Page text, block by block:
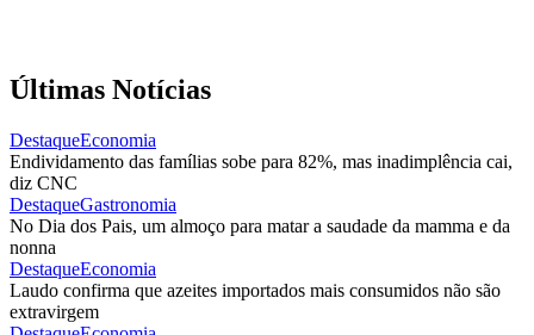
Últimas Notícias
DestaqueEconomia
Endividamento das famílias sobe para 82%, mas inadimplência cai,
diz CNC
DestaqueGastronomia
No Dia dos Pais, um almoço para matar a saudade da mamma e da
nonna
DestaqueEconomia
Laudo confirma que azeites importados mais consumidos não são
extravirgem